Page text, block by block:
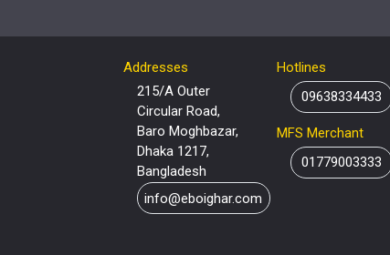
Addresses
215/A Outer
Circular Road,
Baro Moghbazar,
Dhaka 1217,
Bangladesh
info@eboighar.com
Hotlines
09638334433
MFS Merchant
01779003333